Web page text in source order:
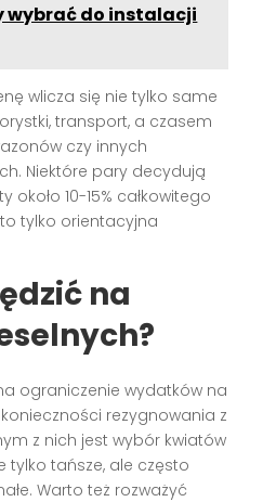
wybrać do instalacji
wlicza się nie tylko same
transport, a czasem
czy innych
Niektóre pary decydują
około 10-15% całkowitego
tylko orientacyjna
na
ograniczenie wydatków na
konieczności rezygnowania z
z nich jest wybór kwiatów
tylko tańsze, ale często
Warto też rozważyć